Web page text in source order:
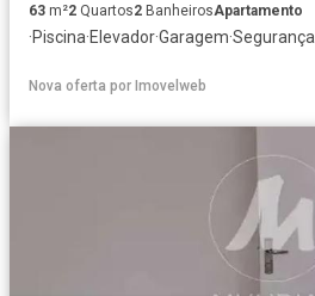
63 m²2 Quartos2 BanheirosApartamento
·Piscina·Elevador·Garagem·Segurança
Nova oferta por Imovelweb